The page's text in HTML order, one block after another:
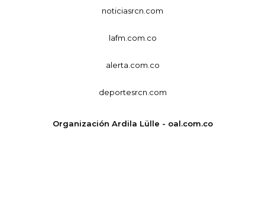
noticiasrcn.com
lafm.com.co
alerta.com.co
deportesrcn.com
Organización Ardila Lülle - oal.com.co